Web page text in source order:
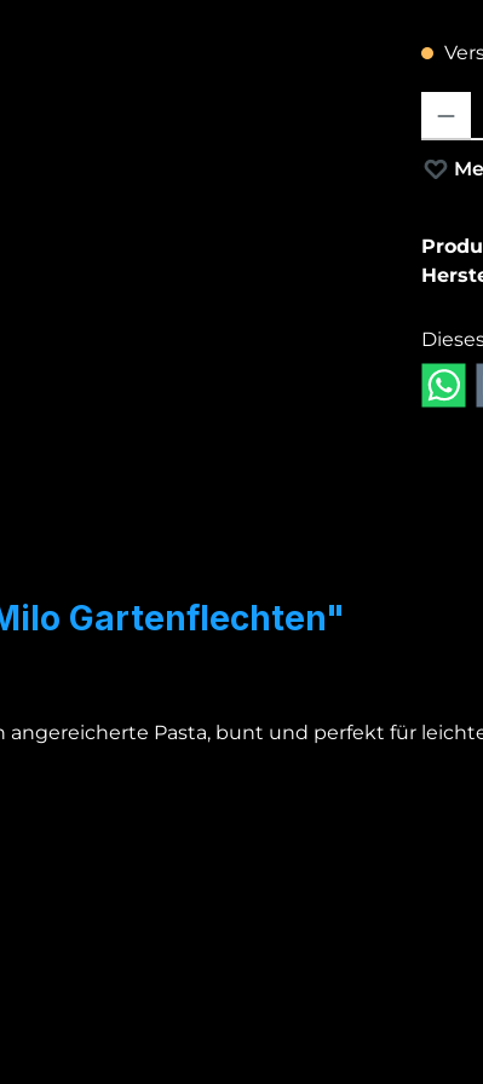
Gartenflechten"
angereicherte Pasta, bunt und perfekt für